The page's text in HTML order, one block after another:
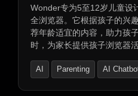
Wonder专为5至12岁儿童设
全浏览器。它根据孩子的兴
荐年龄适宜的内容，助力孩
时，为家长提供孩子浏览器
AI Parenting AI